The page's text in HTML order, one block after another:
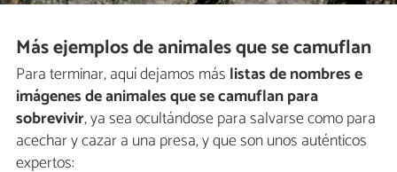
Más ejemplos de animales que se camuflan
Para terminar, aquí dejamos más listas de nombres e
imágenes de animales que se camuflan para
sobrevivir, ya sea ocultándose para salvarse como para
acechar y cazar a una presa, y que son unos auténticos
expertos: